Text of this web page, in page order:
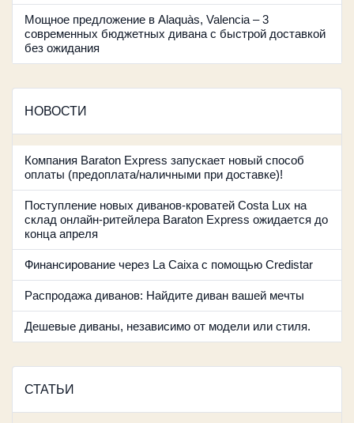
Мощное предложение в Alaquàs, Valencia – 3
современных бюджетных дивана с быстрой доставкой
без ожидания
НОВОСТИ
Компания Baraton Express запускает новый способ
оплаты (предоплата/наличными при доставке)!
Поступление новых диванов-кроватей Costa Lux на
склад онлайн-ритейлера Baraton Express ожидается до
конца апреля
Финансирование через La Caixa с помощью Credistar
Распродажа диванов: Найдите диван вашей мечты
Дешевые диваны, независимо от модели или стиля.
СТАТЬИ